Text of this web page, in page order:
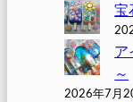
宝
ア
～
2026年7月